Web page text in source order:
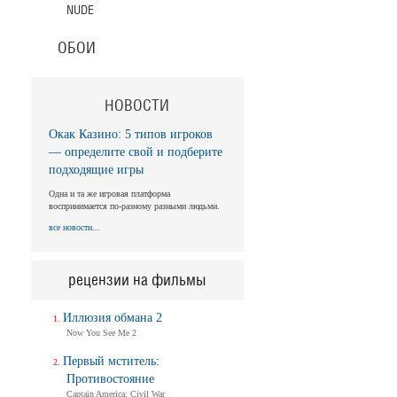
Балерина
Трейлер (на русском)
Балерина
Трейлер
Тизер-трейлер (на русском)
Балерина
Тизер-трейлер
NUDE
ОБОИ
НОВОСТИ
Окак Казино: 5 типов игроков
— определите свой и подберите
подходящие игры
Одна и та же игровая платформа
воспринимается по-разному разными людьми.
все новости...
рецензии на фильмы
Иллюзия обмана 2
Now You See Me 2
Первый мститель:
Противостояние
Captain America: Civil War